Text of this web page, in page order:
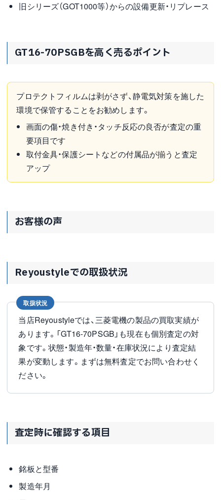
旧シリーズ（GOT1000等）からの設備更新・リプレース
GT16-70PSGBを高く売るポイント
プロテクトフィルムは剥がさず、静電気対策を施した
環境で保管することをお勧めします。
画面の傷・焼き付き・タッチ反応の良否が査定の重
要項目です
取付金具・保護シートなどの付属品が揃うと査定
アップ
お客様の声
Reyoustyleでの取扱状況
取扱状況
当店Reyoustyleでは、三菱電機の製品の買取実績が
あります。「GT16-70PSGB」も現在も個別査定の対
象です。状態・製造年・数量・在庫状況により査定結
果が変動します。まずは無料査定でお問い合わせく
ださい。
査定時に確認する項目
銘板と型番
製造年月